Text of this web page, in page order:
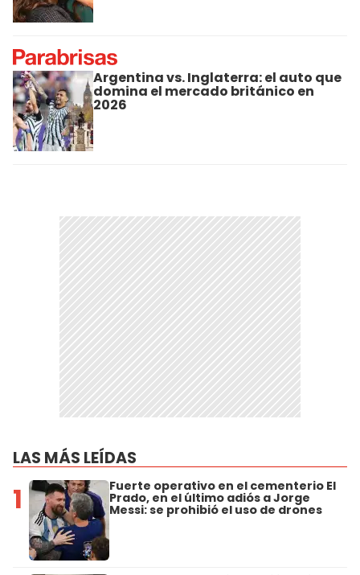
Argentina vs. Inglaterra: el auto que
domina el mercado británico en
2026
LAS MÁS LEÍDAS
1 Fuerte operativo en el cementerio El
Prado, en el último adiós a Jorge
Messi: se prohibió el uso de drones